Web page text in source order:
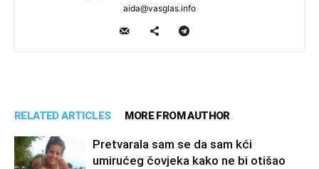
aida@vasglas.info
RELATED ARTICLES MORE FROM AUTHOR
Pretvarala sam se da sam kći
umirućeg čovjeka kako ne bi otišao